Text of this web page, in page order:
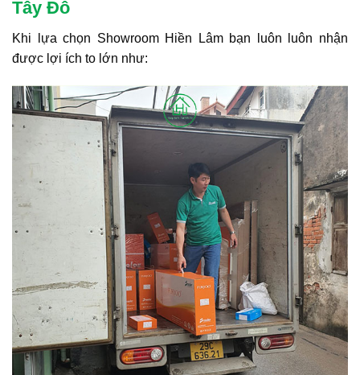
Tây Đô
Khi lựa chọn Showroom Hiền Lâm bạn luôn luôn nhận
được lợi ích to lớn như: